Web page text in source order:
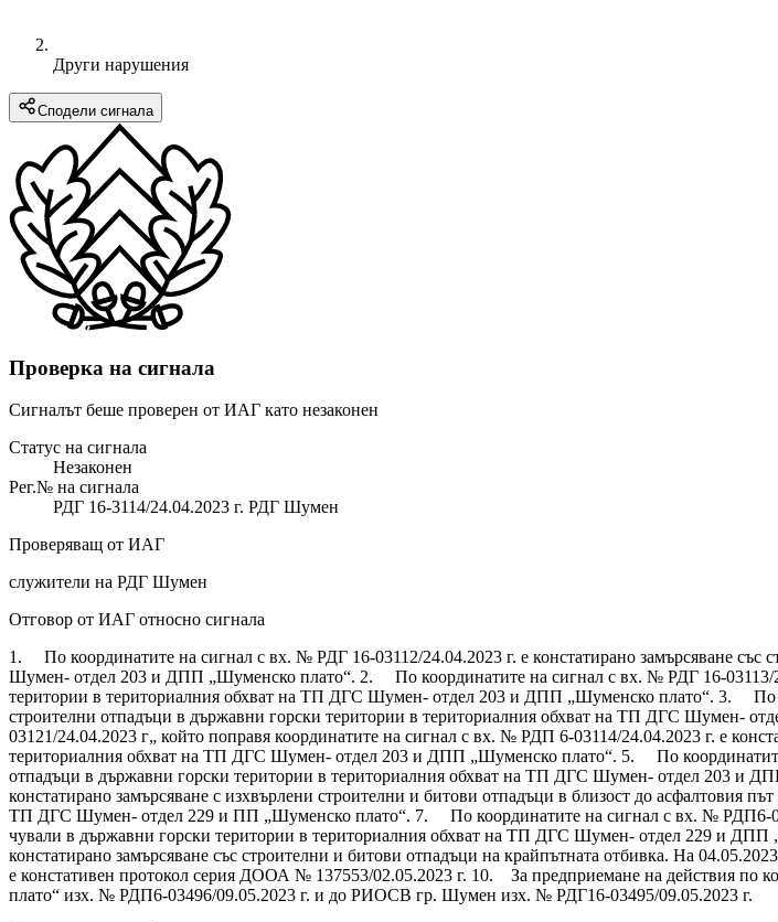
Други нарушения
Сподели сигнала
Проверка на сигнала
Сигналът беше проверен от ИАГ като незаконен
Статус на сигнала
Незаконен
Рег.№ на сигнала
РДГ 16-3114/24.04.2023 г. РДГ Шумен
Проверяващ от ИАГ
служители на РДГ Шумен
Отговор от ИАГ относно сигнала
1. По координатите на сигнал с вх. № РДГ 16-03112/24.04.2023 г. е констатирано замърсяване
Шумен- отдел 203 и ДПП „Шуменско плато“. 2. По координатите на сигнал с вх. № РДГ 16-03113/
територии в териториалния обхват на ТП ДГС Шумен- отдел 203 и ДПП „Шуменско плато“. 3. По
строителни отпадъци в държавни горски територии в териториалния обхват на ТП ДГС
03121/24.04.2023 г„ който поправя координатите на сигнал с вх. № РДП 6-03114/24.04.2023 г. е
териториалния обхват на ТП ДГС Шумен- отдел 203 и ДПП „Шуменско плато“. 5. По координатите
отпадъци в държавни горски територии в териториалния обхват на ТП ДГС Шумен- отдел 203 и
констатирано замърсяване с изхвърлени строителни и битови отпадъци в близост до асфалтовия
ТП ДГС Шумен- отдел 229 и ПП „Шуменско плато“. 7. По координатите на сигнал с вх. № РДП6-
чували в държавни горски територии в териториалния обхват на ТП ДГС Шумен- отдел 229 и
констатирано замърсяване със строителни и битови отпадъци на крайпътната отбивка. На
е констативен протокол серия ДООА № 137553/02.05.2023 г. 10. За предприемане на действия
плато“ изх. № РДП6-03496/09.05.2023 г. и до РИОСВ гр. Шумен изх. № РДГ16-03495/09.05.2023 г.